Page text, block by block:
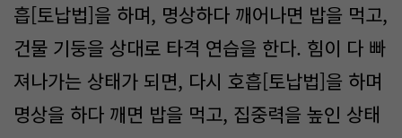
흡[토납법]을 하며, 명상하다 깨어나면 밥을 먹고,
건물 기둥을 상대로 타격 연습을 한다. 힘이 다 빠
져나가는 상태가 되면, 다시 호흡[토납법]을 하며
명상을 하다 깨면 밥을 먹고, 집중력을 높인 상태